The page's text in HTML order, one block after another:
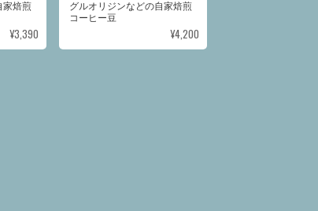
家焙煎
¥3,390
グルオリジンなどの自家焙煎
コーヒー豆
¥4,200